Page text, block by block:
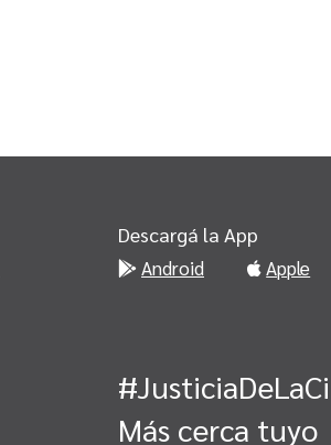
Descargá la App
Android Apple
Más cerca tuyo